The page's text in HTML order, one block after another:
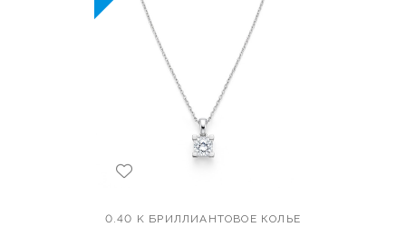
0.40 K БРИЛЛИАНТОВОЕ КОЛЬЕ